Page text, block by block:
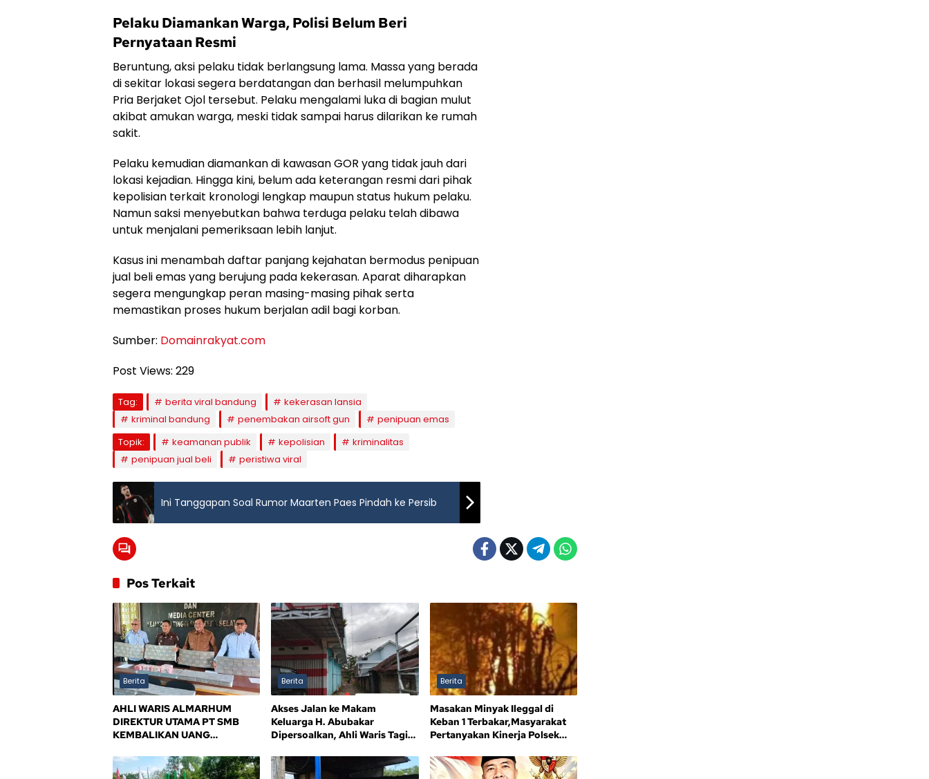
Pelaku Diamankan Warga, Polisi Belum Beri
Pernyataan Resmi
Beruntung, aksi pelaku tidak berlangsung lama. Massa yang berada
di sekitar lokasi segera berdatangan dan berhasil melumpuhkan
Pria Berjaket Ojol tersebut. Pelaku mengalami luka di bagian mulut
akibat amukan warga, meski tidak sampai harus dilarikan ke rumah
sakit.
Pelaku kemudian diamankan di kawasan GOR yang tidak jauh dari
lokasi kejadian. Hingga kini, belum ada keterangan resmi dari pihak
kepolisian terkait kronologi lengkap maupun status hukum pelaku.
Namun saksi menyebutkan bahwa terduga pelaku telah dibawa
untuk menjalani pemeriksaan lebih lanjut.
Kasus ini menambah daftar panjang kejahatan bermodus penipuan
jual beli emas yang berujung pada kekerasan. Aparat diharapkan
segera mengungkap peran masing-masing pihak serta
memastikan proses hukum berjalan adil bagi korban.
Sumber: Domainrakyat.com
Post Views: 229
Tag: berita viral bandung
kekerasan lansia
kriminal bandung
penembakan airsoft gun
penipuan emas
Topik:
keamanan publik kepolisian
kriminalitas
penipuan jual beli
peristiwa viral
Ini Tanggapan Soal Rumor Maarten Paes Pindah ke Persib
Pos Terkait
Berita
AHLI WARIS ALMARHUM
DIREKTUR UTAMA PT SMB
KEMBALIKAN UANG
MILIAR, SISA Rp116,7 MILIAR
DIJANJI LUNAS 12 BULAN
Berita
Akses Jalan ke Makam
Keluarga H. Abubakar
Dipersoalkan, Ahli Waris Tagih
Berita
Masakan Minyak Ileggal di
Keban 1 Terbakar,Masyarakat
Pertanyakan Kinerja Polsek